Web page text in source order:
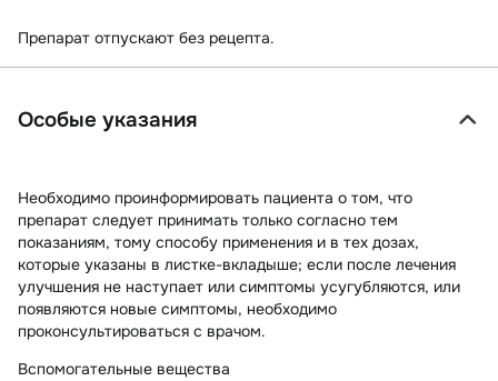
Препарат отпускают без рецепта.
Особые указания
Необходимо проинформировать пациента о том, что
препарат следует принимать только согласно тем
показаниям, тому способу применения и в тех дозах,
которые указаны в листке-вкладыше; если после лечения
улучшения не наступает или симптомы усугубляются, или
появляются новые симптомы, необходимо
проконсультироваться с врачом.
Вспомогательные вещества